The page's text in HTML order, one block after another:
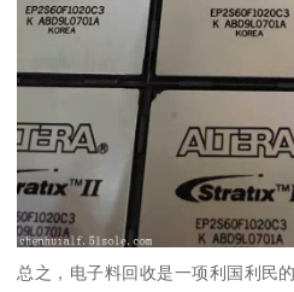
总之，电子料回收是一项利国利民